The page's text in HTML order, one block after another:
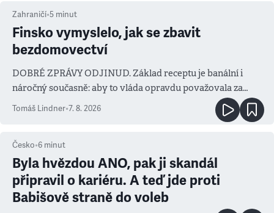
Zahraničí•5 minut
Finsko vymyslelo, jak se zbavit
bezdomovectví
DOBRÉ ZPRÁVY ODJINUD. Základ receptu je banální i
náročný současně: aby to vláda opravdu považovala za
Tomáš Lindner•7. 8. 2026
Česko•6 minut
Byla hvězdou ANO, pak ji skandál
připravil o kariéru. A teď jde proti
Babišově straně do voleb